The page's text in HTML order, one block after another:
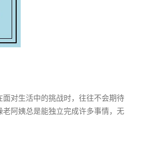
对生活中的挑战时，往往不会期待
阿姨总是能独立完成许多事情，无